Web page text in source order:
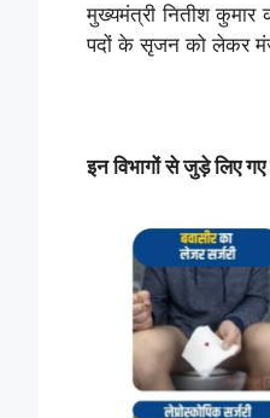
मुख्यमंत्री नितीश कुमार
पदों के सृजन को लेकर
इन विभागों से जुड़े लिए